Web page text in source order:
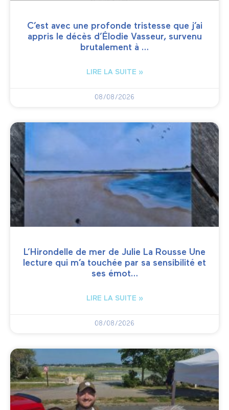
C’est avec une profonde tristesse que j’ai
appris le décès d’Élodie Vasseur, survenu
brutalement à …
LIRE LA SUITE »
08/08/2026
L’Hirondelle de mer de Julie La Rousse Une
lecture qui m’a touchée par sa sensibilité et
ses émot…
LIRE LA SUITE »
08/08/2026